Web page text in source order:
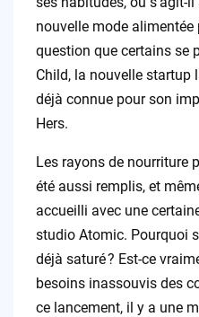
nouvelle mode alimentée
question que certains se
Child, la nouvelle startup
déjà connue pour son
Hers.
Les rayons de nourriture
été aussi remplis, et
accueilli avec une
studio Atomic. Pourquoi
déjà saturé ? Est-ce
besoins inassouvis des
ce lancement, il y a une